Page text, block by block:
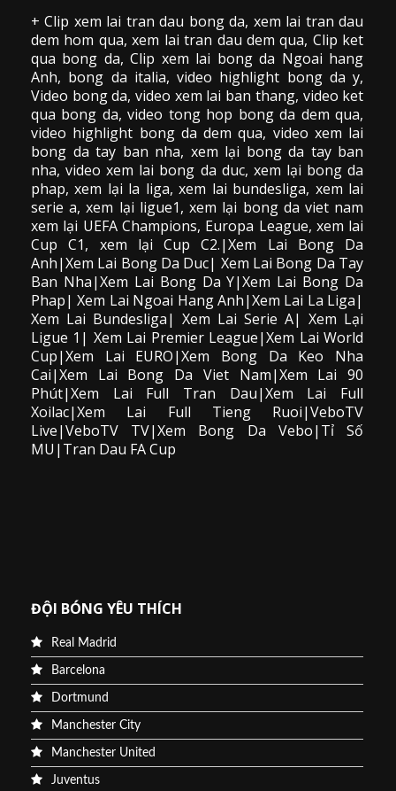
+ Clip xem lai tran dau bong da, xem lai tran dau
dem hom qua, xem lai tran dau dem qua, Clip ket
qua bong da, Clip xem lai bong da Ngoai hang
Anh, bong da italia, video highlight bong da y,
Video bong da,video xem lai ban thang, video ket
qua bong da, video tong hop bong da dem qua,
video highlight bong da dem qua, video xem lai
bong da tay ban nha, xem lại bong da tay ban
nha,video xem lai bong da duc, xem lại bong da
phap, xem lại la liga, xem lai bundesliga, xem lai
serie a, xem lại ligue1, xem lại bong da viet nam
xem lại UEFA Champions, Europa League, xem lai
Cup C1, xem lại Cup C2.|Xem Lai Bong Da
Anh|Xem Lai Bong Da Duc| Xem Lai Bong Da Tay
Ban Nha|Xem Lai Bong Da Y|Xem Lai Bong Da
Phap| Xem Lai Ngoai Hang Anh|Xem Lai La Liga|
Xem Lai Bundesliga| Xem Lai Serie A| Xem Lại
Ligue 1| Xem Lai Premier League|Xem Lai World
Cup|Xem Lai EURO|Xem Bong Da Keo Nha
Cai|Xem Lai Bong Da Viet Nam|Xem Lai 90
Phút|Xem Lai Full Tran Dau|Xem Lai Full
Xoilac|Xem Lai Full Tieng Ruoi|VeboTV
Live|VeboTV TV|Xem Bong Da Vebo|Tỉ Số
MU|Tran Dau FA Cup
ĐỘI BÓNG YÊU THÍCH
Real Madrid
Barcelona
Dortmund
Manchester City
Manchester United
Juventus